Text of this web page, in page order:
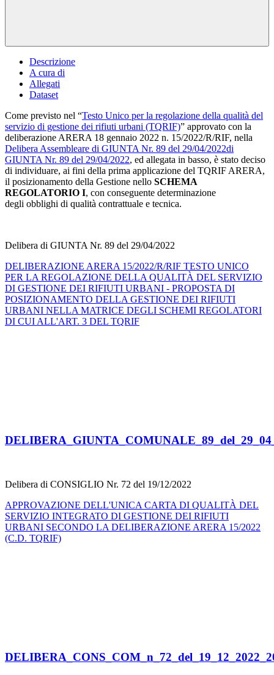
Descrizione
A cura di
Allegati
Dataset
Come previsto nel “Testo Unico per la regolazione della qualità del
servizio di gestione dei rifiuti urbani (TQRIF)” approvato con la
deliberazione ARERA 18 gennaio 2022 n. 15/2022/R/RIF, nella
Delibera Assembleare di GIUNTA Nr. 89 del 29/04/2022di
GIUNTA Nr. 89 del 29/04/2022, ed allegata in basso, è stato deciso
di individuare, ai fini della prima applicazione del TQRIF ARERA,
il posizionamento della Gestione nello SCHEMA
REGOLATORIO I, con conseguente determinazione
degli obblighi di qualità contrattuale e tecnica.
Delibera di GIUNTA Nr. 89 del 29/04/2022
DELIBERAZIONE ARERA 15/2022/R/RIF TESTO UNICO
PER LA REGOLAZIONE DELLA QUALITÀ DEL SERVIZIO
DI GESTIONE DEI RIFIUTI URBANI - PROPOSTA DI
POSIZIONAMENTO DELLA GESTIONE DEI RIFIUTI
URBANI NELLA MATRICE DEGLI SCHEMI REGOLATORI
DI CUI ALL'ART. 3 DEL TQRIF
Delibera di CONSIGLIO Nr. 72 del 19/12/2022
APPROVAZIONE DELL'UNICA CARTA DI QUALITÀ DEL
SERVIZIO INTEGRATO DI GESTIONE DEI RIFIUTI
URBANI SECONDO LA DELIBERAZIONE ARERA 15/2022
(C.D. TQRIF)